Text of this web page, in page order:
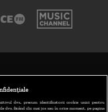
dvs., precum identificatorii cookie unici pentru
dvs. făcând clic mai jos sau în orice moment, pe pagina